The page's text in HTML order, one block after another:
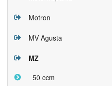
Motron
MV Agusta
MZ
50 ccm